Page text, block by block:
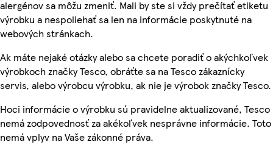
alergénov sa môžu zmeniť. Mali by ste si vždy prečítať etiketu
výrobku a nespoliehať sa len na informácie poskytnuté na
webových stránkach.
Ak máte nejaké otázky alebo sa chcete poradiť o akýchkoľvek
výrobkoch značky Tesco, obráťte sa na Tesco zákaznícky
servis, alebo výrobcu výrobku, ak nie je výrobok značky Tesco.
Hoci informácie o výrobku sú pravidelne aktualizované, Tesco
nemá zodpovednosť za akékoľvek nesprávne informácie. Toto
nemá vplyv na Vaše zákonné práva.